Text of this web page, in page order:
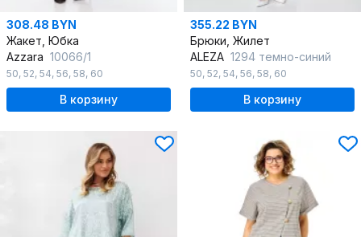
308.48 BYN
Жакет, Юбка
Azzara 10066/1
50, 52, 54, 56, 58, 60
В корзину
355.22 BYN
Брюки, Жилет
ALEZA 1294 темно-синий
50, 52, 54, 56, 58, 60
В корзину